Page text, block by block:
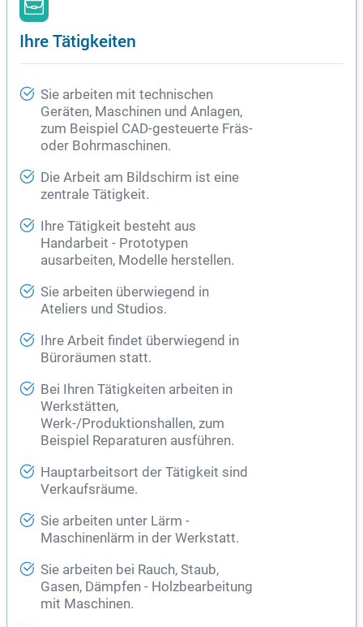
Ihre Tätigkeiten
Sie arbeiten mit technischen
Geräten, Maschinen und Anlagen,
zum Beispiel CAD-gesteuerte Fräs-
oder Bohrmaschinen.
Die Arbeit am Bildschirm ist eine
zentrale Tätigkeit.
Ihre Tätigkeit besteht aus
Handarbeit - Prototypen
ausarbeiten, Modelle herstellen.
Sie arbeiten überwiegend in
Ateliers und Studios.
Ihre Arbeit findet überwiegend in
Büroräumen statt.
Bei Ihren Tätigkeiten arbeiten in
Werkstätten,
Werk-/Produktionshallen, zum
Beispiel Reparaturen ausführen.
Hauptarbeitsort der Tätigkeit sind
Verkaufsräume.
Sie arbeiten unter Lärm -
Maschinenlärm in der Werkstatt.
Sie arbeiten bei Rauch, Staub,
Gasen, Dämpfen - Holzbearbeitung
mit Maschinen.